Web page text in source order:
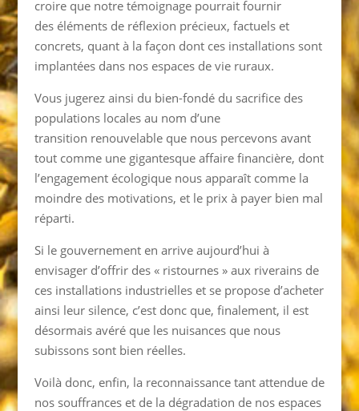
croire que notre témoignage pourrait fournir
des éléments de réflexion précieux, factuels et
concrets, quant à la façon dont ces installations sont
implantées dans nos espaces de vie ruraux.
Vous jugerez ainsi du bien-fondé du sacrifice des
populations locales au nom d’une
transition renouvelable que nous percevons avant
tout comme une gigantesque affaire financière, dont
l’engagement écologique nous apparaît comme la
moindre des motivations, et le prix à payer bien mal
réparti.
Si le gouvernement en arrive aujourd’hui à
envisager d’offrir des « ristournes » aux riverains de
ces installations industrielles et se propose d’acheter
ainsi leur silence, c’est donc que, finalement, il est
désormais avéré que les nuisances que nous
subissons sont bien réelles.
Voilà donc, enfin, la reconnaissance tant attendue de
nos souffrances et de la dégradation de nos espaces